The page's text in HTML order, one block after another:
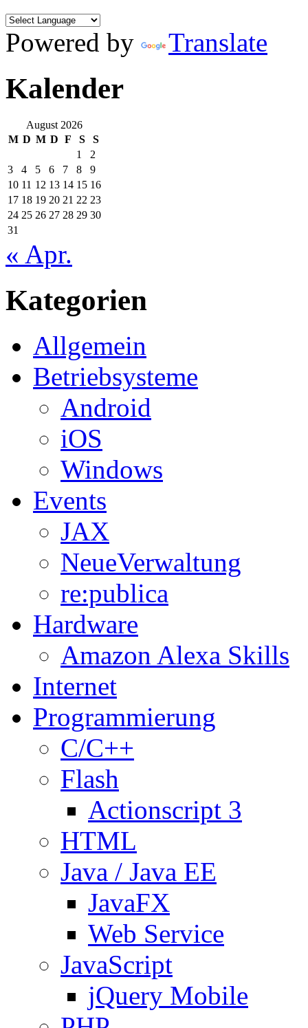
Powered by Translate
Kalender
August 2026
M D M D F S
S
1
2
3
4 5 6 7 8
9
10 11 12 13 14 15 16
17 18 19 20 21 22 23
24 25 26 27 28 29 30
31
« Apr.
Kategorien
Allgemein
Betriebsysteme
Android
iOS
Windows
Events
JAX
NeueVerwaltung
re:publica
Hardware
Amazon Alexa Skills
Internet
Programmierung
C/C++
Flash
Actionscript 3
HTML
Java / Java EE
JavaFX
Web Service
JavaScript
jQuery Mobile